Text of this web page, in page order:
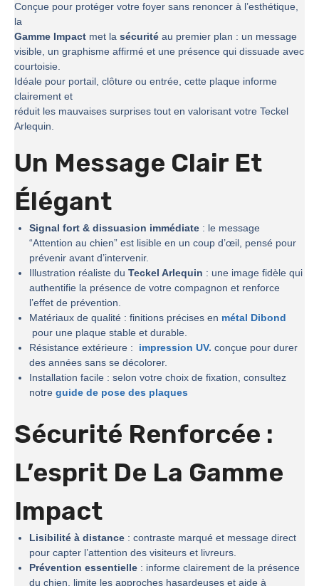
Conçue pour protéger votre foyer sans renoncer à l’esthétique,
la
Gamme Impact met la sécurité au premier plan : un message
visible, un graphisme affirmé et une présence qui dissuade avec
courtoisie.
Idéale pour portail, clôture ou entrée, cette plaque informe
clairement et
réduit les mauvaises surprises tout en valorisant votre Teckel
Arlequin.
Un Message Clair Et
Élégant
Signal fort & dissuasion immédiate : le message
“Attention au chien” est lisible en un coup d’œil, pensé pour
prévenir avant d’intervenir.
Illustration réaliste du Teckel Arlequin : une image fidèle qui
authentifie la présence de votre compagnon et renforce
l’effet de prévention.
Matériaux de qualité : finitions précises en métal Dibond
pour une plaque stable et durable.
Résistance extérieure :
impression UV. conçue pour durer
des années sans se décolorer.
Installation facile : selon votre choix de fixation, consultez
notre guide de pose des plaques
Sécurité Renforcée :
L’esprit De La Gamme
Impact
Lisibilité à distance : contraste marqué et message direct
pour capter l’attention des visiteurs et livreurs.
Prévention essentielle : informe clairement de la présence
du chien, limite les approches hasardeuses et aide à